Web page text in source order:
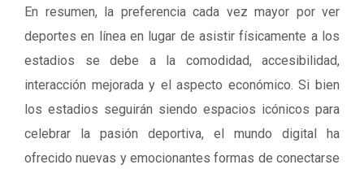
En resumen, la preferencia cada vez mayor por ver
deportes en línea en lugar de asistir físicamente a los
estadios se debe a la comodidad, accesibilidad,
interacción mejorada y el aspecto económico. Si bien
los estadios seguirán siendo espacios icónicos para
celebrar la pasión deportiva, el mundo digital ha
ofrecido nuevas y emocionantes formas de conectarse